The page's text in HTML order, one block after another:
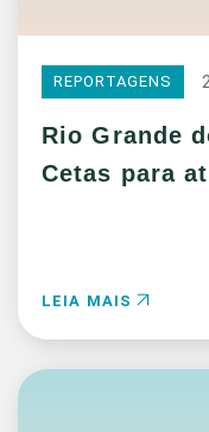
REPORTAGENS
Rio Grande
Cetas para
LEIA MAIS